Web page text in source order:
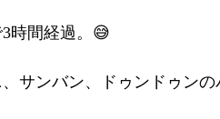
時間経過。😅
サンバン、ドゥンドゥン